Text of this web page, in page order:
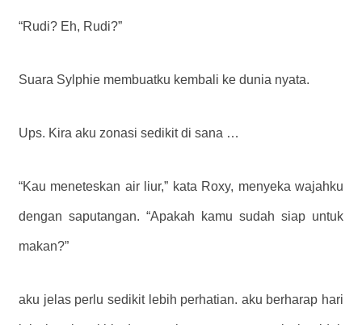
“Rudi? Eh, Rudi?”
Suara Sylphie membuatku kembali ke dunia nyata.
Ups. Kira aku zonasi sedikit di sana …
“Kau meneteskan air liur,” kata Roxy, menyeka wajahku
dengan saputangan. “Apakah kamu sudah siap untuk
makan?”
aku jelas perlu sedikit lebih perhatian. aku berharap hari